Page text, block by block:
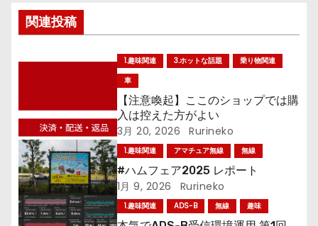
ナ
ビ
ー
シ
ョ
ン
関連投稿
1.趣味関連 3.ホットな話題
乗り物関連
車
【注意喚起】ここのショップでは購
入は控えた方がよい
3月 20, 2026 Rurineko
1.趣味関連 アマチュア無線 無線
#ハムフェア2025 レポート
1月 9, 2026 Rurineko
1.趣味関連 ADS-B 無線 趣味